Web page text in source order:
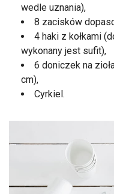
wedle uznania),
8 zacisków
4 haki z kołkami
wykonany jest sufit),
6 doniczek na
cm),
Cyrkiel.